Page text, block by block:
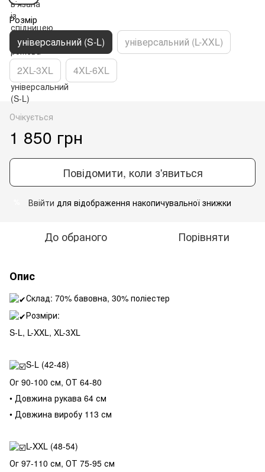
Розмір
універсальний (S-L) універсальний (L-XXL)
2XL-3XL 4XL-6XL
Очікується
1 850 грн
Повідомити, коли з'явиться
Ввійти для відображення накопичувальної знижки
До обраного Порівняти
Опис
Склад: 70% бавовна, 30% поліестер
Розміри:
S-L, L-XXL, XL-3XL
S-L (42-48)
Ог 90-100 см, ОТ 64-80
• Довжина рукава 64 см
• Довжина виробу 113 см
L-XXL (48-54)
Ог 97-110 см, ОТ 75-95 см